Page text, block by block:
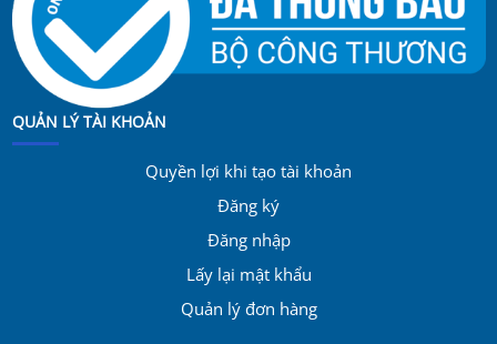
QUẢN LÝ TÀI KHOẢN
Quyền lợi khi tạo tài khoản
Đăng ký
Đăng nhập
Lấy lại mật khẩu
Quản lý đơn hàng